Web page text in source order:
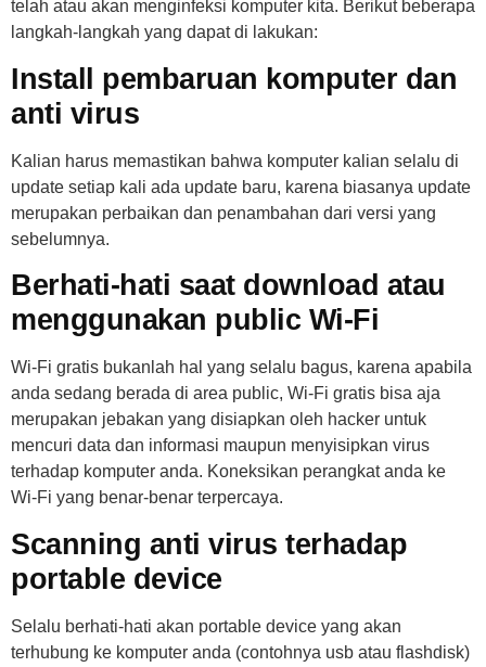
telah atau akan menginfeksi komputer kita. Berikut beberapa
langkah-langkah yang dapat di lakukan:
Install pembaruan komputer dan
anti virus
Kalian harus memastikan bahwa komputer kalian selalu di
update setiap kali ada update baru, karena biasanya update
merupakan perbaikan dan penambahan dari versi yang
sebelumnya.
Berhati-hati saat download atau
menggunakan public Wi-Fi
Wi-Fi gratis bukanlah hal yang selalu bagus, karena apabila
anda sedang berada di area public, Wi-Fi gratis bisa aja
merupakan jebakan yang disiapkan oleh hacker untuk
mencuri data dan informasi maupun menyisipkan virus
terhadap komputer anda. Koneksikan perangkat anda ke
Wi-Fi yang benar-benar terpercaya.
Scanning anti virus terhadap
portable device
Selalu berhati-hati akan portable device yang akan
terhubung ke komputer anda (contohnya usb atau flashdisk)